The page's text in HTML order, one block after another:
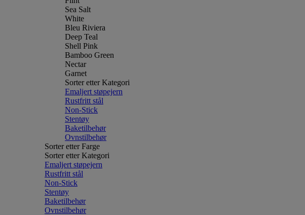
Sea Salt
White
Bleu Riviera
Deep Teal
Shell Pink
Bamboo Green
Nectar
Garnet
Sorter etter Kategori
Emaljert støpejern
Rustfritt stål
Non-Stick
Stentøy
Baketilbehør
Ovnstilbehør
Sorter etter Farge
Sorter etter Kategori
Emaljert støpejern
Rustfritt stål
Non-Stick
Stentøy
Baketilbehør
Ovnstilbehør